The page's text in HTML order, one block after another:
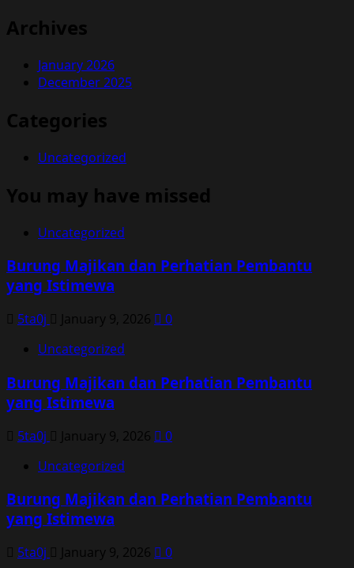
Archives
January 2026
December 2025
Categories
Uncategorized
You may have missed
Uncategorized
Burung Majikan dan Perhatian Pembantu
yang Istimewa
5ta0j January 9, 2026
0
Uncategorized
Burung Majikan dan Perhatian Pembantu
yang Istimewa
5ta0j January 9, 2026
0
Uncategorized
Burung Majikan dan Perhatian Pembantu
yang Istimewa
5ta0j January 9, 2026
0